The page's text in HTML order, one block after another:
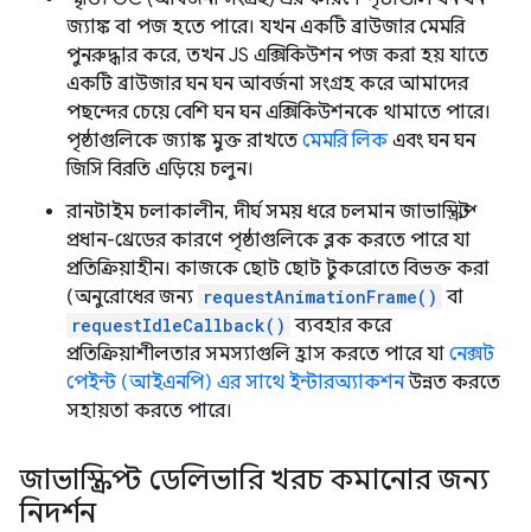
জ্যাঙ্ক বা পজ হতে পারে। যখন একটি ব্রাউজার মেমরি
পুনরুদ্ধার করে, তখন JS এক্সিকিউশন পজ করা হয় যাতে
একটি ব্রাউজার ঘন ঘন আবর্জনা সংগ্রহ করে আমাদের
পছন্দের চেয়ে বেশি ঘন ঘন এক্সিকিউশনকে থামাতে পারে।
পৃষ্ঠাগুলিকে জ্যাঙ্ক মুক্ত রাখতে মেমরি লিকএবং ঘন ঘন
জিসি বিরতি এড়িয়ে চলুন।
রানটাইম চলাকালীন, দীর্ঘ সময় ধরে চলমান জাভাস্ক্রিপ্ট
প্রধান-থ্রেডের কারণে পৃষ্ঠাগুলিকে ব্লক করতে পারে যা
প্রতিক্রিয়াহীন। কাজকে ছোট ছোট টুকরোতে বিভক্ত করা
(অনুরোধের জন্য requestAnimationFrame() বা
requestIdleCallback() ব্যবহার করে
প্রতিক্রিয়াশীলতার সমস্যাগুলি হ্রাস করতে পারে যা নেক্সট
পেইন্ট (আইএনপি) এর সাথে ইন্টারঅ্যাকশনউন্নত করতে
সহায়তা করতে পারে।
জাভাস্ক্রিপ্ট ডেলিভারি খরচ কমানোর জন্য
নিদর্শন